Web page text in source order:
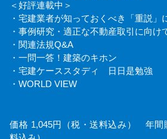
＜好評連載中＞
・宅建業者が知っておくべき「重説」
・事例研究・適正な不動産取引に向け
・関連法規Q&A
・一問一答！建築のキホン
・宅建ケーススタディ 日日是勉強
・WORLD VIEW
価格 1,045円（税・送料込み） 年間